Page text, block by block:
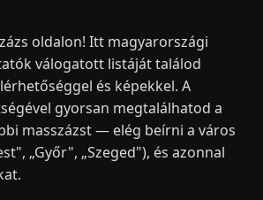
oldalon! Itt magyarországi
válogatott listáját találod
és képekkel. A
gyorsan megtalálhatod a
masszázst — elég beírni a város
„Győr", „Szeged"), és azonnal